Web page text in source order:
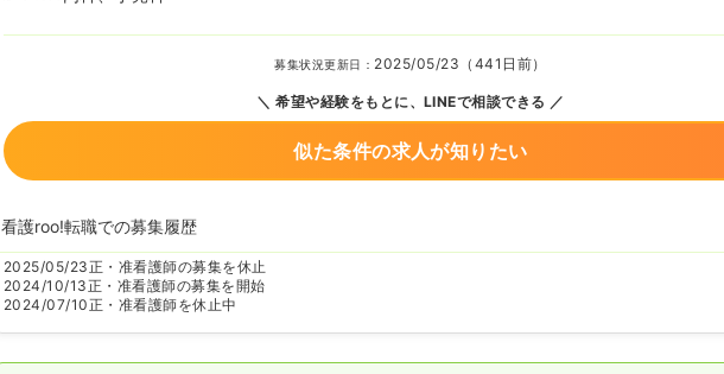
募集状況更新日： 2025/05/23（441日前）
希望や経験をもとに、LINEで相談できる
似た条件の求人が知りたい
看護roo!転職での募集履歴
2025/05/23正・准看護師の募集を休止
2024/10/13正・准看護師の募集を開始
2024/07/10正・准看護師を休止中